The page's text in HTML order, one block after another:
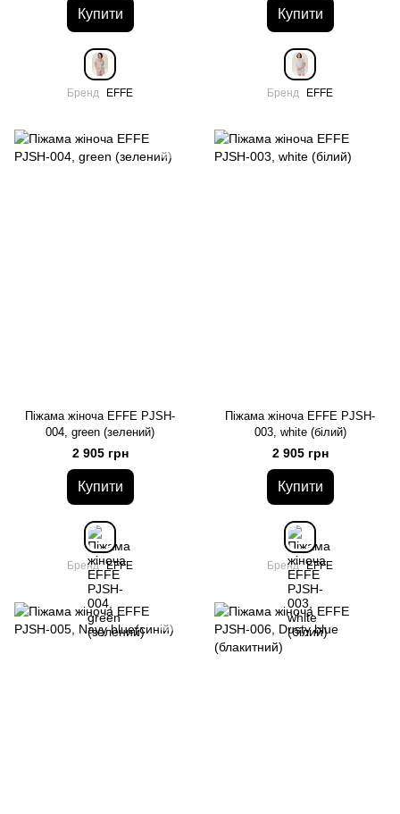
Купити
Бренд EFFE
Купити
Бренд EFFE
Піжама жіноча EFFE PJSH-
004, green (зелений)
2 905 грн
Купити
Бренд EFFE
Піжама жіноча EFFE PJSH-
003, white (білий)
2 905 грн
Купити
Бренд EFFE